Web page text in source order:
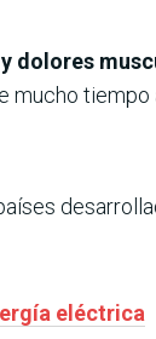
dolores
tiempo
eléctrica